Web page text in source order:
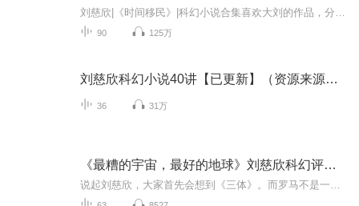
90 125万
刘慈欣科幻小说40讲【已更新】（资源来源于网络）
36 31万
《最糟的宇宙，最好的地球》刘慈欣科幻评论随笔集